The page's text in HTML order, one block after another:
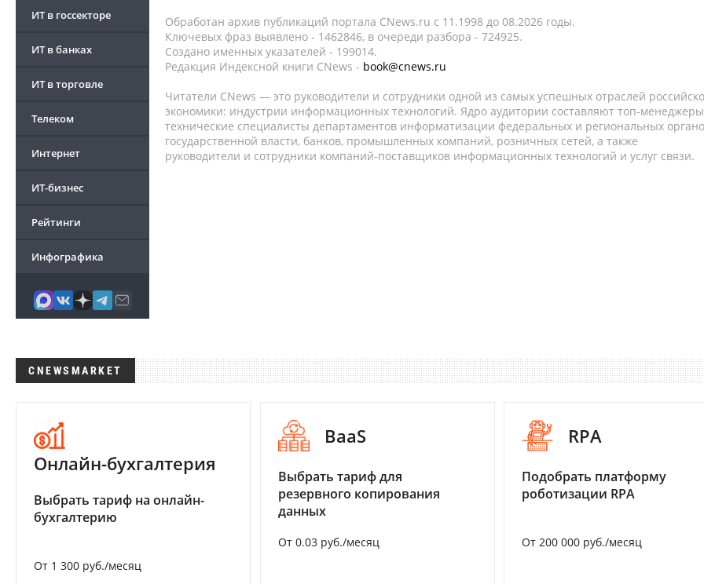
ИТ в госсекторе
ИТ в банках
ИТ в торговле
Телеком
Интернет
ИТ-бизнес
Рейтинги
Инфографика
Обработан архив публикаций портала CNews.ru c 11.1998 до 08.2026 годы.
Ключевых фраз выявлено - 1462846, в очереди разбора - 724925.
Создано именных указателей - 199014.
Редакция Индексной книги CNews - book@cnews.ru
Читатели CNews — это руководители и сотрудники одной из самых успешных отраслей
экономики: индустрии информационных технологий. Ядро аудитории составляют топ-
технические специалисты департаментов информатизации федеральных и региональных
государственной власти, банков, промышленных компаний, розничных сетей, а также
руководители и сотрудники компаний-поставщиков информационных технологий и услуг связи.
CNEWSMARKET
Онлайн-бухгалтерия
Выбрать тариф на онлайн-
бухгалтерию
От 1 300 руб./месяц
BaaS
Выбрать тариф для
резервного копирования
данных
От 0.03 руб./месяц
RPA
Подобрать платформу
роботизации RPA
От 200 000 руб./месяц